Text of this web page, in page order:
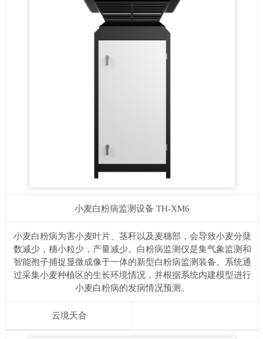
小麦白粉病监测设备 TH-XM6
小麦白粉病为害小麦叶片、茎秆以及麦穗部，会导致小麦分蘖
数减少，穗小粒少，产量减少。白粉病监测仪是集气象监测和
智能孢子捕捉显微成像于一体的新型白粉病监测装备。系统通
过采集小麦种植区的生长环境情况，并根据系统内建模型进行
小麦白粉病的发病情况预测。
云境天合